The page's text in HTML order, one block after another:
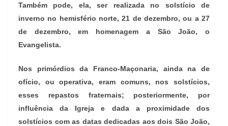
Também pode, ela, ser realizada no solstício de
inverno no hemisfério norte, 21 de dezembro, ou a 27
de dezembro, em homenagem a São João, o
Evangelista.
Nos primórdios da Franco-Maçonaria, ainda na de
ofício, ou operativa, eram comuns, nos solstícios,
esses repastos fraternais; posteriormente, por
influência da Igreja e dada a proximidade dos
solstícios com as datas dedicadas aos dois São João,